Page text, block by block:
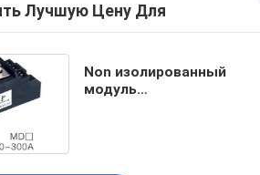
Лучшую Цену Для
Non изолированный
модуль